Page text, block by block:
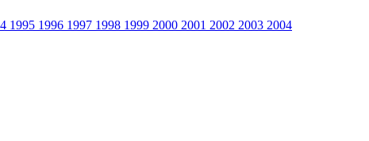
1995 1996 1997 1998 1999 2000 2001 2002 2003 2004